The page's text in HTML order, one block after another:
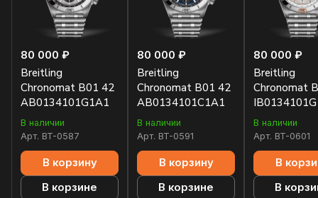
80 000 ₽
Breitling
Chronomat B01 42
AB0134101G1A1
В наличии
Арт. BT-0587
В корзину
В корзине
80 000 ₽
Breitling
Chronomat B01 42
AB0134101C1A1
В наличии
Арт. BT-0591
В корзину
В корзине
80 000 ₽
Breitling
Chronomat
В наличии
Арт. BT-0601
В
В